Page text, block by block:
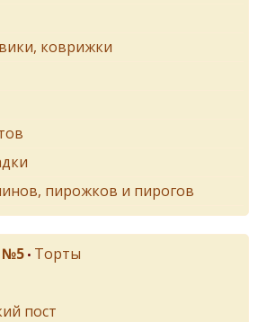
коврижки
пирожков и пирогов
№5 • Торты
пост